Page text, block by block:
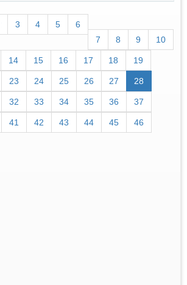
3 4 5
6
7
8 9 10
14 15 16 17 18 19
23 24 25 26 27 28
32 33 34 35 36 37
41 42 43 44 45 46